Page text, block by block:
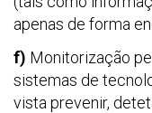
apenas de forma
f) Monitorização
sistemas de
vista prevenir,